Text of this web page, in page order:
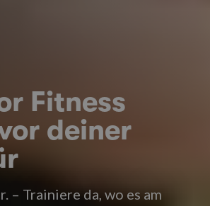
Fitness
deiner
– Trainiere da, wo es am